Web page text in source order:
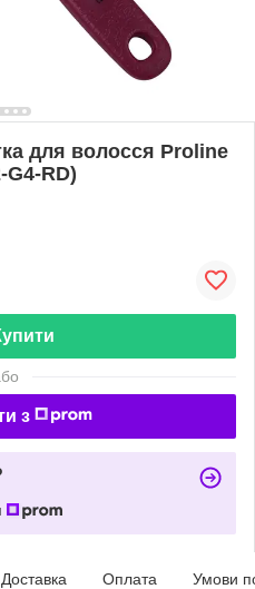
для волосся Proline
G4-RD)
з
Доставка Оплата Умови